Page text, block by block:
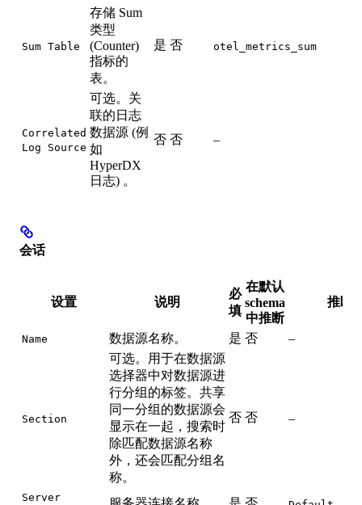
Sum Table
存储 Sum
类型
(Counter)
指标的
表。
是 否 otel_metrics_sum
Correlated
Log Source
可选。关
联的日志
数据源 (例
如
HyperDX
日志) 。
否 否 –
会话
设置 说明
必
填
在默认
schema
中推断
推断
Name 数据源名称。 是 否 –
Section
可选。用于在数据源
选择器中对数据源进
行分组的标签。共享
同一分组的数据源会
显示在一起，搜索时
除匹配数据源名称
外，还会匹配分组名
称。
否 否 –
Server